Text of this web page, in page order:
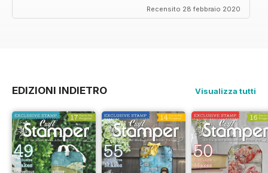
Recensito 28 febbraio 2020
EDIZIONI INDIETRO Visualizza tutti